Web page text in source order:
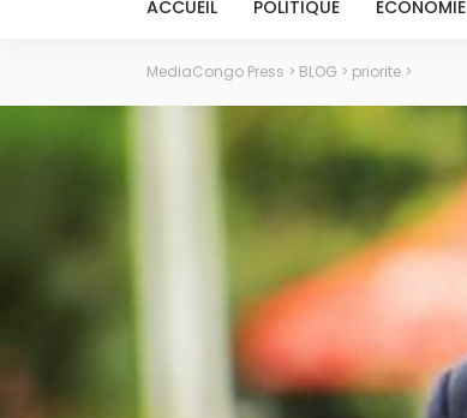
ACCUEIL POLITIQUE ECONOMIE
MediaCongo Press > BLOG > priorite >